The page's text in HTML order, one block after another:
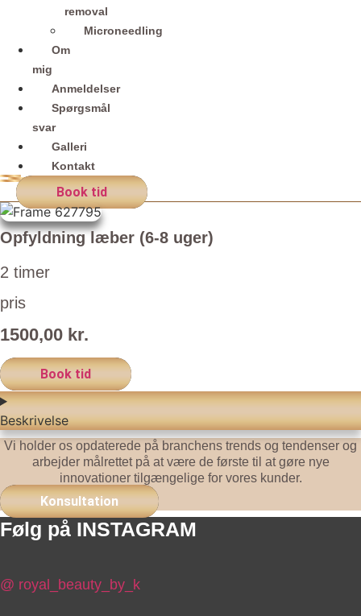
removal
Microneedling
Om
mig
Anmeldelser
Spørgsmål
svar
Galleri
Kontakt
Book tid
Opfyldning læber (6-8 uger)
2 timer
pris
1500,00 kr.
Book tid
Beskrivelse
Vi holder os opdaterede på branchens trends og tendenser og
arbejder målrettet på at være de første til at gøre nye
innovationer tilgængelige for vores kunder.
Konsultation
Følg på INSTAGRAM
@ royal_beauty_by_k